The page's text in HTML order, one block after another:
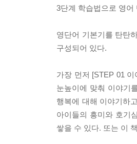
3단계 학습법으로 영어
영단어 기본기를 탄탄
구성되어 있다.
가장 먼저 [STEP 01
눈높이에 맞춰 이야기
행복에 대해 이야기하
아이들의 흥미와 호기
쌓을 수 있다. 또는 이